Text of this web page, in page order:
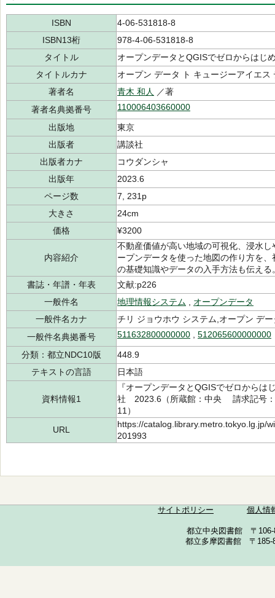
ISBN
4-06-531818-8
ISBN13桁
978-4-06-531818-8
タイトル
オープンデータとQGISでゼロからはじ
タイトルカナ
オープン データ ト キュージーアイエ
著者名
青木 和人
／著
著者名典拠番号
110006403660000
出版地
東京
出版者
講談社
出版者カナ
コウダンシャ
出版年
2023.6
ページ数
7, 231p
大きさ
24cm
価格
¥3200
内容紹介
不動産価値が高い地域の可視化、浸水
ープンデータを使った地図の作り方を
の基礎知識やデータの入手方法も伝える
書誌・年譜・年表
文献:p226
一般件名
地理情報システム
オープンデータ
一般件名カナ
チリ ジョウホウ システム,オープン デー
一般件名典拠番号
511632800000000 512065600000000
分類：都立NDC10版
448.9
テキストの言語
日本語
資料情報1
『オープンデータとQGISでゼロから
社 2023.6（所蔵館：中央 請求記号
11）
URL
https://catalog.library.metro.tokyo.lg.jp/
201993
サイトポリシー 個人情
都立中央図書館 〒
都立多摩図書館 〒185-